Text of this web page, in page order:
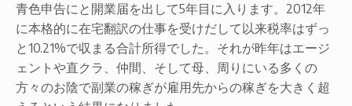
る？
の
年
得
税
青色申告にと開業届を出して5年目に入ります。2012年
に本格的に在宅翻訳の仕事を受けだして以来税率はずっ
と10.21%で収まる合計所得でした。それが昨年はエージ
ェントや直クラ、仲間、そして母、周りにいる多くの
方々のお陰で副業の稼ぎが雇用先からの稼ぎを大きく超